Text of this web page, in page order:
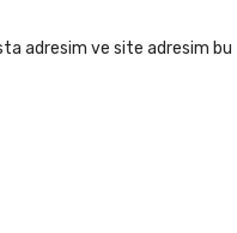
adresim ve site adresim bu